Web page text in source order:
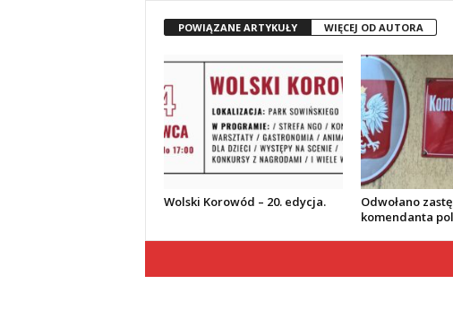
POWIĄZANE ARTYKUŁY WIĘCEJ OD AUTORA
Wolski Korowód – 20. edycja.
Odwołano
komendanta